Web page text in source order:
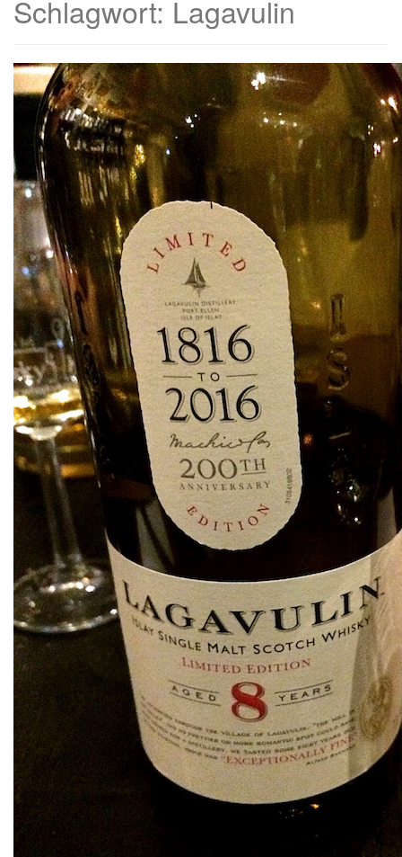
Schlagwort: Lagavulin